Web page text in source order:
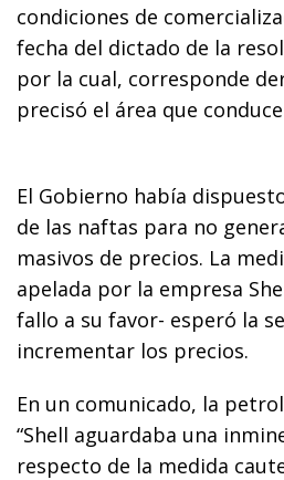
condiciones de
fecha del dictado de la
por la cual, corresponde
precisó el área que
El Gobierno había
de las naftas para no
masivos de precios. La
apelada por la empresa
fallo a su favor- esperó la
incrementar los precios.
En un comunicado, la
“Shell aguardaba una
respecto de la medida